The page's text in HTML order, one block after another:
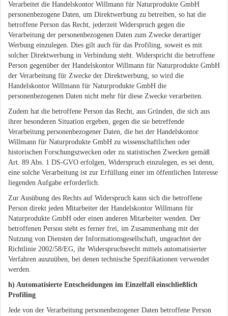
Verarbeitet die Handelskontor Willmann für Naturprodukte GmbH
personenbezogene Daten, um Direktwerbung zu betreiben, so hat die
betroffene Person das Recht, jederzeit Widerspruch gegen die
Verarbeitung der personenbezogenen Daten zum Zwecke derartiger
Werbung einzulegen. Dies gilt auch für das Profiling, soweit es mit
solcher Direktwerbung in Verbindung steht. Widerspricht die betroffene
Person gegenüber der Handelskontor Willmann für Naturprodukte GmbH
der Verarbeitung für Zwecke der Direktwerbung, so wird die
Handelskontor Willmann für Naturprodukte GmbH die
personenbezogenen Daten nicht mehr für diese Zwecke verarbeiten.
Zudem hat die betroffene Person das Recht, aus Gründen, die sich aus
ihrer besonderen Situation ergeben, gegen die sie betreffende
Verarbeitung personenbezogener Daten, die bei der Handelskontor
Willmann für Naturprodukte GmbH zu wissenschaftlichen oder
historischen Forschungszwecken oder zu statistischen Zwecken gemäß
Art. 89 Abs. 1 DS-GVO erfolgen, Widerspruch einzulegen, es sei denn,
eine solche Verarbeitung ist zur Erfüllung einer im öffentlichen Interesse
liegenden Aufgabe erforderlich.
Zur Ausübung des Rechts auf Widerspruch kann sich die betroffene
Person direkt jeden Mitarbeiter der Handelskontor Willmann für
Naturprodukte GmbH oder einen anderen Mitarbeiter wenden. Der
betroffenen Person steht es ferner frei, im Zusammenhang mit der
Nutzung von Diensten der Informationsgesellschaft, ungeachtet der
Richtlinie 2002/58/EG, ihr Widerspruchsrecht mittels automatisierter
Verfahren auszuüben, bei denen technische Spezifikationen verwendet
werden.
h) Automatisierte Entscheidungen im Einzelfall einschließlich
Profiling
Jede von der Verarbeitung personenbezogener Daten betroffene Person